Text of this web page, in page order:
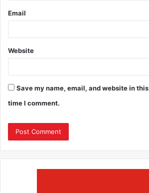
Email
Website
Save my name, email, and website in
time I comment.